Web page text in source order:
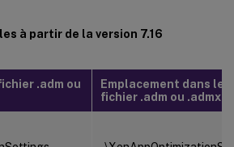
à partir de la version 7.16
.adm ou
Emplacement dans le
fichier .adm ou .admx